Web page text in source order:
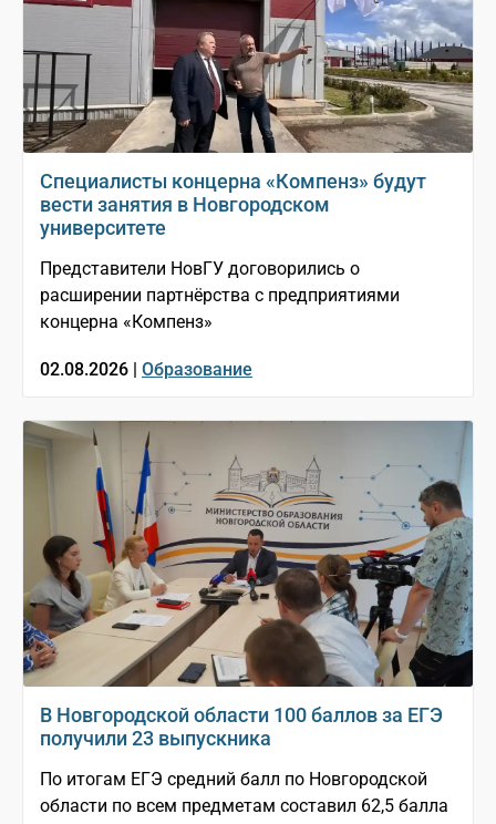
Специалисты концерна «Компенз» будут
вести занятия в Новгородском
университете
Представители НовГУ договорились о
расширении партнёрства с предприятиями
концерна «Компенз»
02.08.2026 | Образование
В Новгородской области 100 баллов за ЕГЭ
получили 23 выпускника
По итогам ЕГЭ средний балл по Новгородской
области по всем предметам составил 62,5 балла